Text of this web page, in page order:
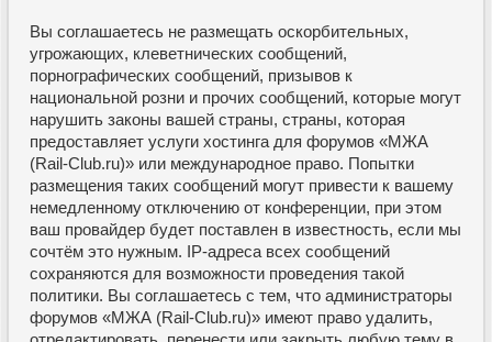
Вы соглашаетесь не размещать оскорбительных,
угрожающих, клеветнических сообщений,
порнографических сообщений, призывов к
национальной розни и прочих сообщений, которые могут
нарушить законы вашей страны, страны, которая
предоставляет услуги хостинга для форумов «МЖА
(Rail-Club.ru)» или международное право. Попытки
размещения таких сообщений могут привести к вашему
немедленному отключению от конференции, при этом
ваш провайдер будет поставлен в известность, если мы
сочтём это нужным. IP-адреса всех сообщений
сохраняются для возможности проведения такой
политики. Вы соглашаетесь с тем, что администраторы
форумов «МЖА (Rail-Club.ru)» имеют право удалить,